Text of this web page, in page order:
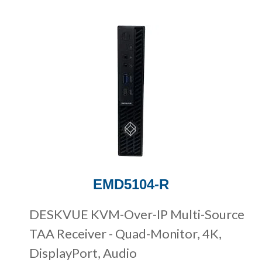
EMD5104-R
DESKVUE KVM-Over-IP Multi-Source
TAA Receiver - Quad-Monitor, 4K,
DisplayPort, Audio